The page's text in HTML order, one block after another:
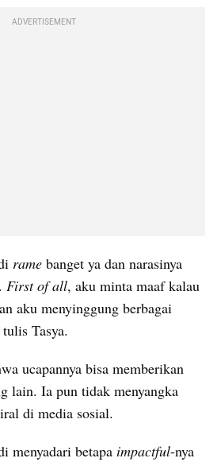
ADVERTISEMENT
rame
First of all, aku minta maaf kalau
aku menyinggung berbagai
Tasya.
ucapannya bisa memberikan
lain. Ia pun tidak menyangka
di media sosial.
menyadari betapa impactful-nya